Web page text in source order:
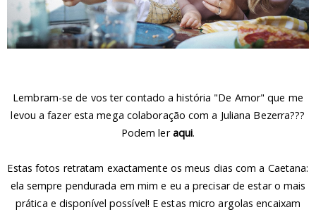
Lembram-se de vos ter contado a história "De Amor" que me
levou a fazer esta mega colaboração com a Juliana Bezerra???
Podem leraqui.
Estas fotos retratam exactamente os meus dias com a Caetana:
ela sempre pendurada em mim e eu a precisar de estar o mais
prática e disponível possível! E estas micro argolas encaixam